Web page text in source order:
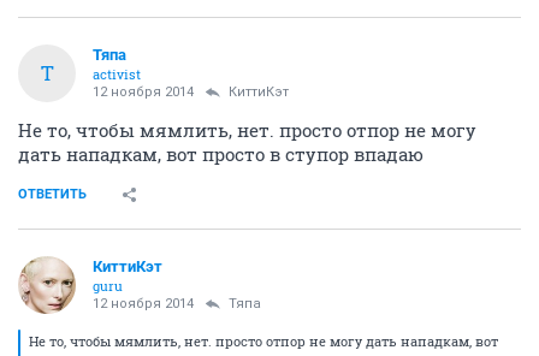
Т
Тяпа
activist
12 ноября 2014 КиттиКэт
Не то, чтобы мямлить, нет. просто отпор не могу
дать нападкам, вот просто в ступор впадаю
ОТВЕТИТЬ
КиттиКэт
guru
12 ноября 2014 Тяпа
Не то, чтобы мямлить, нет. просто отпор не могу дать нападкам, вот